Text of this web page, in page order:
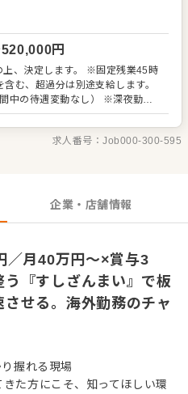
いながら、スピード感を持って
と現場対応力や技術の幅も広が
価はにぎりや仕込みといった技術
携や後輩への向き合い方なども
場を支える存在としての姿勢も、
験を活かし、現場の中心として
しいポジションです。
520,000円
、決定します。 ※固定残業45時
む、超過分は別途支給します。
中の待遇変動なし） ※深夜勤務
給します。
求人番号：Job000-300-595
企業・店舗情報
／月40万円〜×賞与3
う『すしざんまい』で板
せる。海外勤務のチャ
握れる現場
た方にこそ、知ってほしい環